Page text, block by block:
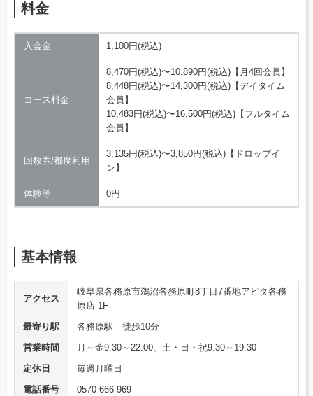
料金
入会金 1,100円(税込)
コース料金
8,470円(税込)〜10,890円(税込)【月4回会員】
8,448円(税込)〜14,300円(税込)【デイタイム
会員】
10,483円(税込)〜16,500円(税込)【フルタイム
会員】
回数券/都度利用
3,135円(税込)〜3,850円(税込)【ドロップイ
ン】
体験等 0円
基本情報
アクセス
岐阜県各務原市鵜沼各務原町8丁目7番地アピタ各務
原店 1F
最寄り駅
各務原駅 徒歩10分
営業時間
月～金9:30～22:00、土・日・祝9:30～19:30
定休日
毎週月曜日
電話番号
0570-666-969